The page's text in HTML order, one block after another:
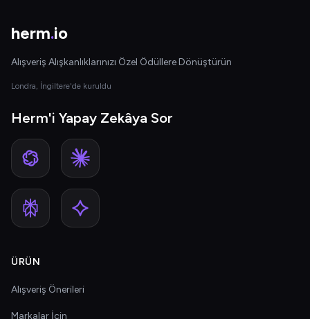
herm.io
Alışveriş Alışkanlıklarınızı Özel Ödüllere Dönüştürün
Londra, İngiltere'de kuruldu
Herm'i Yapay Zekâya Sor
ÜRÜN
Alışveriş Önerileri
Markalar İçin